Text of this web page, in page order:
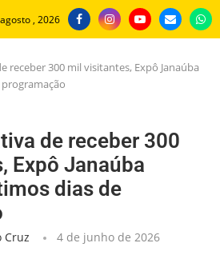
, 2026
receber 300 mil visitantes, Expô Janaúba
de receber 300
Expô Janaúba
dias de
Cruz 4 de junho de 2026